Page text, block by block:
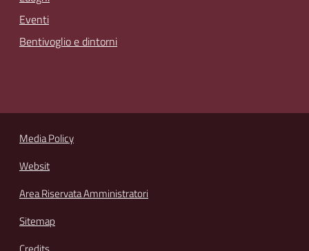
Eventi
Bentivoglio e dintorni
Media Policy
Websit
Area Riservata Amministratori
Sitemap